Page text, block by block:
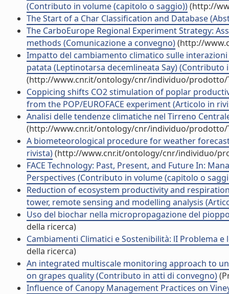
(Contributo in volume (capitolo o saggio))(http://
The Start of a Char Classification and Database
The CarboEurope Regional Experiment Strategy:
methods (Comunicazione a convegno)(http://
Impatto del cambiamento climatico sulle
patata (Leptinotarsa decemlineata Say)
(http://www.cnr.it/ontology/cnr/individuo/prodotto/
Coppicing shifts CO2 stimulation of poplar
from the POP/EUROFACE experiment (Articolo in
Analisi delle tendenze climatiche nel Tirreno
(http://www.cnr.it/ontology/cnr/individuo/prodotto/
A biometeorological procedure for weather
rivista)(http://www.cnr.it/ontology/cnr/individuo/
FACE Technology: Past, Present, and Future In:
Perspectives (Contributo in volume (capitolo o
Reduction of ecosystem productivity and
tower, remote sensing and modelling analysis
Uso del biochar nella micropropagazione del
della ricerca)
Cambiamenti Climatici e Sostenibilità: lI Problema
della ricerca)
An integrated multiscale monitoring approach to
on grapes quality (Contributo in atti di convegno)
Influence of Canopy Management Practices on